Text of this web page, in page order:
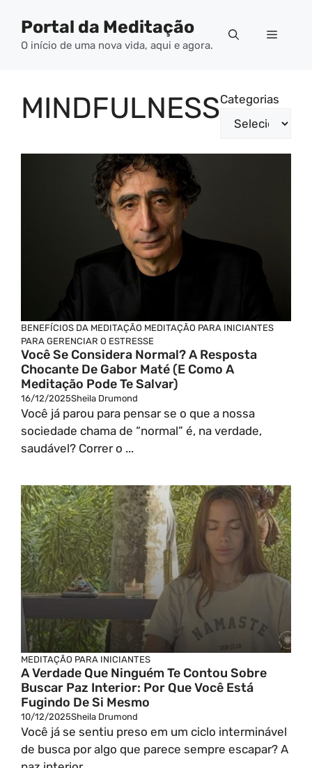
paraPortal da Meditação
O início de uma nova vida, aqui e agora.
Menu
MINDFULNESSCategorias
BENEFÍCIOS DA MEDITAÇÃO MEDITAÇÃO PARA INICIANTES
PARA GERENCIAR O ESTRESSE
Você Se Considera Normal? A Resposta
Chocante De Gabor Maté (e Como A
Meditação Pode Te Salvar)
16/12/2025Sheila Drumond
Você já parou para pensar se o que a nossa
sociedade chama de “normal” é, na verdade,
saudável? Correr o ...
MEDITAÇÃO PARA INICIANTES
A Verdade Que Ninguém Te Contou Sobre
Buscar Paz Interior: Por Que Você Está
Fugindo De Si Mesmo
10/12/2025Sheila Drumond
Você já se sentiu preso em um ciclo interminável
de busca por algo que parece sempre escapar? A